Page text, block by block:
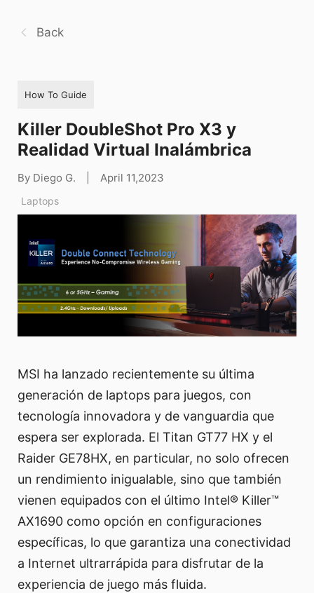
Back
How To Guide
Killer DoubleShot Pro X3 y
Realidad Virtual Inalámbrica
By Diego G. April 11,2023
Laptops
MSI ha lanzado recientemente su última
generación de laptops para juegos, con
tecnología innovadora y de vanguardia que
espera ser explorada. El Titan GT77 HX y el
Raider GE78HX, en particular, no solo ofrecen
un rendimiento inigualable, sino que también
vienen equipados con el último Intel® Killer™
AX1690 como opción en configuraciones
específicas, lo que garantiza una conectividad
a Internet ultrarrápida para disfrutar de la
experiencia de juego más fluida.